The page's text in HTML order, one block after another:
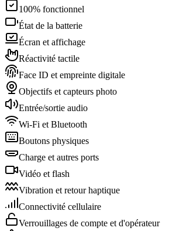
100% fonctionnel
État de la batterie
Écran et affichage
Réactivité tactile
Face ID et empreinte digitale
Objectifs et capteurs photo
Entrée/sortie audio
Wi-Fi et Bluetooth
Boutons physiques
Charge et autres ports
Vidéo et flash
Vibration et retour haptique
Connectivité cellulaire
Verrouillages de compte et d'opérateur